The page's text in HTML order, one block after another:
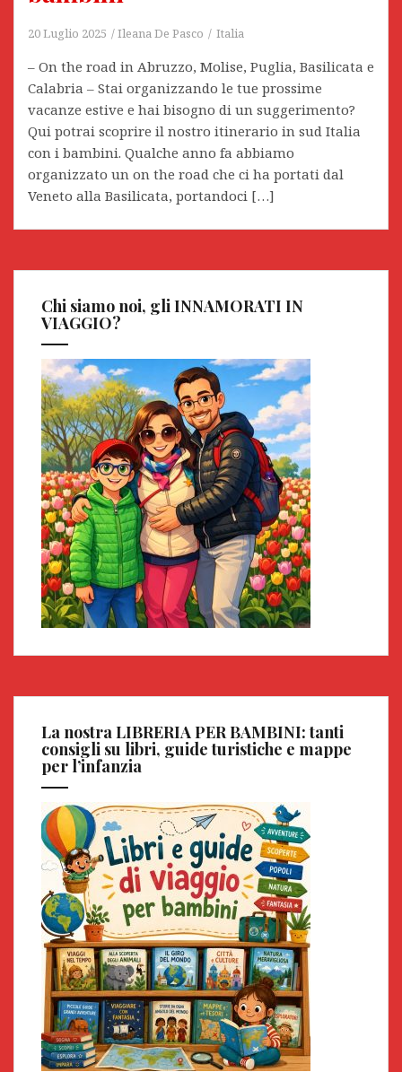
20 Luglio 2025 Ileana De Pasco Italia
– On the road in Abruzzo, Molise, Puglia, Basilicata e
Calabria – Stai organizzando le tue prossime
vacanze estive e hai bisogno di un suggerimento?
Qui potrai scoprire il nostro itinerario in sud Italia
con i bambini. Qualche anno fa abbiamo
organizzato un on the road che ci ha portati dal
Veneto alla Basilicata, portandoci […]
Chi siamo noi, gli INNAMORATI IN
VIAGGIO?
La nostra LIBRERIA PER BAMBINI: tanti
consigli su libri, guide turistiche e mappe
per l’infanzia